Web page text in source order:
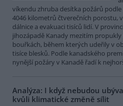
víkendu zhruba desítka požárů podle
4046 kilometrů čtverečních porostu,
dálnice a evakuaci tisíců lidí. V
jihozápadě Kanady mezitím
bouřkách, během kterých udeřily v
tisíce blesků. Podle kanadského
nynější požáry v Kanadě řadí k
Analýza: I když nebudou
kvůli klimatické změně sílit